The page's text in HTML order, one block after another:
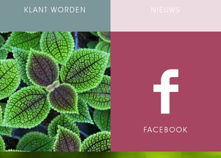
KLANT WORDEN NIEUWS
FACEBOOK